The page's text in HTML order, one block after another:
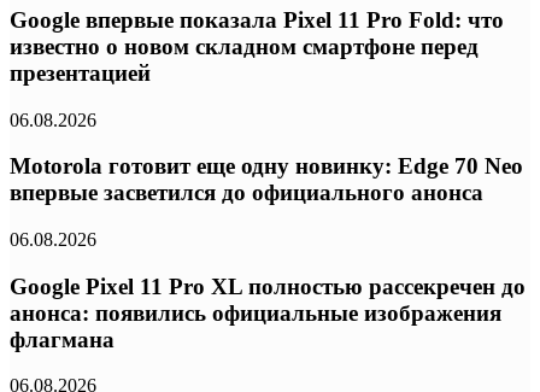
Google впервые показала Pixel 11 Pro Fold: что
известно о новом складном смартфоне перед
презентацией
06.08.2026
Motorola готовит еще одну новинку: Edge 70 Neo
впервые засветился до официального анонса
06.08.2026
Google Pixel 11 Pro XL полностью рассекречен до
анонса: появились официальные изображения
флагмана
06.08.2026